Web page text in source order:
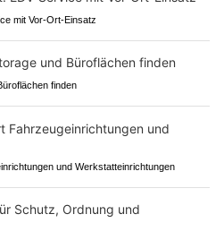
mit Vor-Ort-Einsatz
finden
und Werkstatteinrichtungen